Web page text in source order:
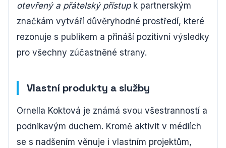
otevřený a přátelský přístupk partnerským
značkám vytváří důvěryhodné prostředí, které
rezonuje s publikem a přináší pozitivní výsledky
pro všechny zúčastněné strany.
Vlastní produkty a služby
Ornella Koktová je známá svou všestranností a
podnikavým duchem. Kromě aktivit v médiích
se s nadšením věnuje i vlastním projektům,